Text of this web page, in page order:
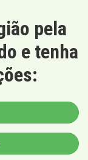
pela
e tenha